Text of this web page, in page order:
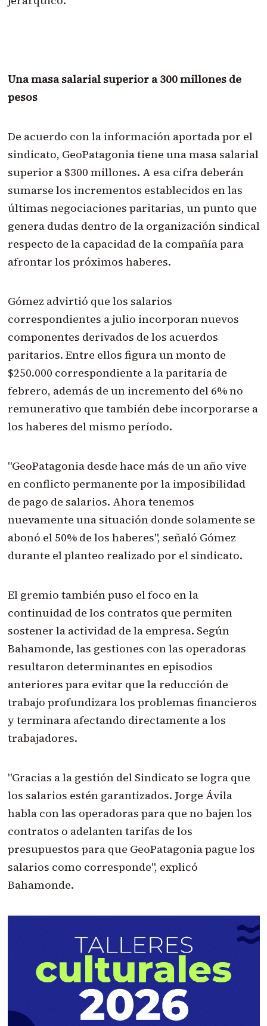
Una masa salarial superior a 300 millones de
pesos
De acuerdo con la información aportada por el
sindicato, GeoPatagonia tiene una masa salarial
superior a $300 millones. A esa cifra deberán
sumarse los incrementos establecidos en las
últimas negociaciones paritarias, un punto que
genera dudas dentro de la organización sindical
respecto de la capacidad de la compañía para
afrontar los próximos haberes.
Gómez advirtió que los salarios
correspondientes a julio incorporan nuevos
componentes derivados de los acuerdos
paritarios. Entre ellos figura un monto de
$250.000 correspondiente a la paritaria de
febrero, además de un incremento del 6% no
remunerativo que también debe incorporarse a
los haberes del mismo período.
"GeoPatagonia desde hace más de un año vive
en conflicto permanente por la imposibilidad
de pago de salarios. Ahora tenemos
nuevamente una situación donde solamente se
abonó el 50% de los haberes", señaló Gómez
durante el planteo realizado por el sindicato.
El gremio también puso el foco en la
continuidad de los contratos que permiten
sostener la actividad de la empresa. Según
Bahamonde, las gestiones con las operadoras
resultaron determinantes en episodios
anteriores para evitar que la reducción de
trabajo profundizara los problemas financieros
y terminara afectando directamente a los
trabajadores.
"Gracias a la gestión del Sindicato se logra que
los salarios estén garantizados. Jorge Ávila
habla con las operadoras para que no bajen los
contratos o adelanten tarifas de los
presupuestos para que GeoPatagonia pague los
salarios como corresponde", explicó
Bahamonde.